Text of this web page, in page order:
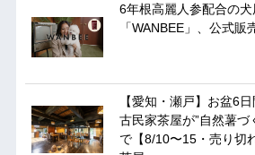
6年根高麗人参配合の犬
「WANBEE」、公式
【愛知・瀬戸】お盆6
古民家茶屋が”自然薯づ
で【8/10〜15・売り